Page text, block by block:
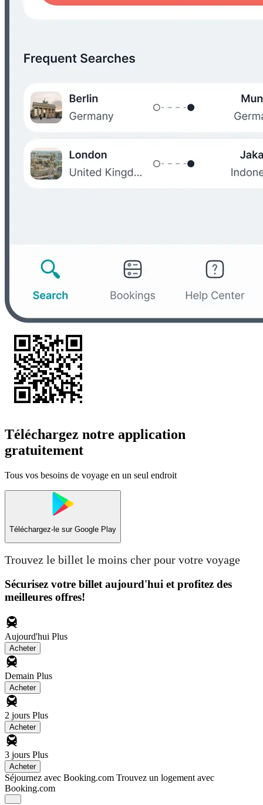
Téléchargez notre application
gratuitement
Tous vos besoins de voyage en un seul endroit
Téléchargez-le sur Google Play
Trouvez le billet le moins cher pour votre voyage
Sécurisez votre billet aujourd'hui et profitez des
meilleures offres!
Aujourd'hui Plus
Acheter
Demain Plus
Acheter
2 jours Plus
Acheter
3 jours Plus
Acheter
Séjournez avec Booking.com Trouvez un logement avec
Booking.com